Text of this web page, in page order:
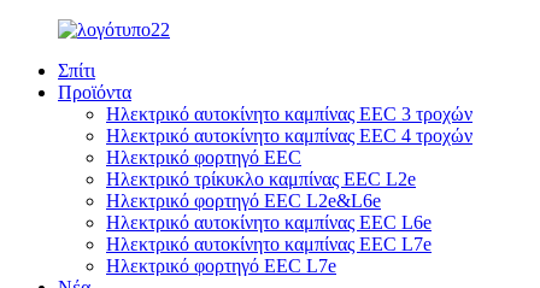
Σπίτι
Προϊόντα
Ηλεκτρικό αυτοκίνητο καμπίνας EEC 3 τροχών
Ηλεκτρικό αυτοκίνητο καμπίνας EEC 4 τροχών
Ηλεκτρικό φορτηγό EEC
Ηλεκτρικό τρίκυκλο καμπίνας EEC L2e
Ηλεκτρικό φορτηγό EEC L2e&L6e
Ηλεκτρικό αυτοκίνητο καμπίνας EEC L6e
Ηλεκτρικό αυτοκίνητο καμπίνας EEC L7e
Ηλεκτρικό φορτηγό EEC L7e